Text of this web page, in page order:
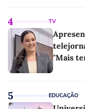
4 TV
"Mais
5 EDUCAÇÃO